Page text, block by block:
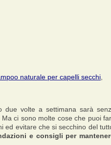
naturale per capelli secchi
due volte a settimana sarà
ci sono molte cose che puoi
ed evitare che si secchino del
e consigli per